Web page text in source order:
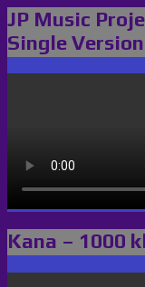
JP Music
Single
Kana – 1000